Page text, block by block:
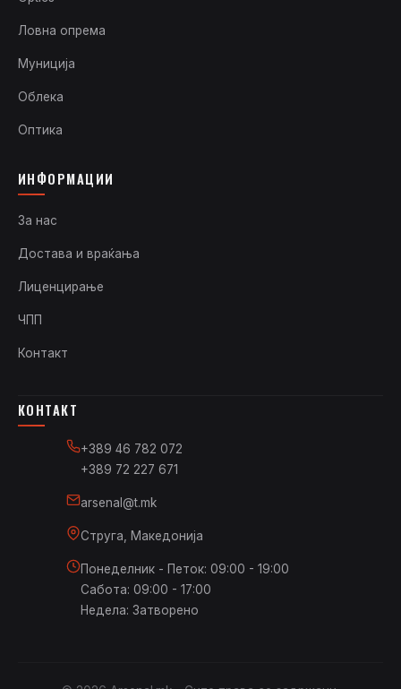
Ловна опрема
Муниција
Облека
Оптика
ИНФОРМАЦИИ
За нас
Достава и враќања
Лиценцирање
ЧПП
Контакт
КОНТАКТ
+389 46 782 072
+389 72 227 671
arsenal@t.mk
Струга, Македонија
Понеделник - Петок: 09:00 - 19:00
Сабота: 09:00 - 17:00
Недела: Затворено